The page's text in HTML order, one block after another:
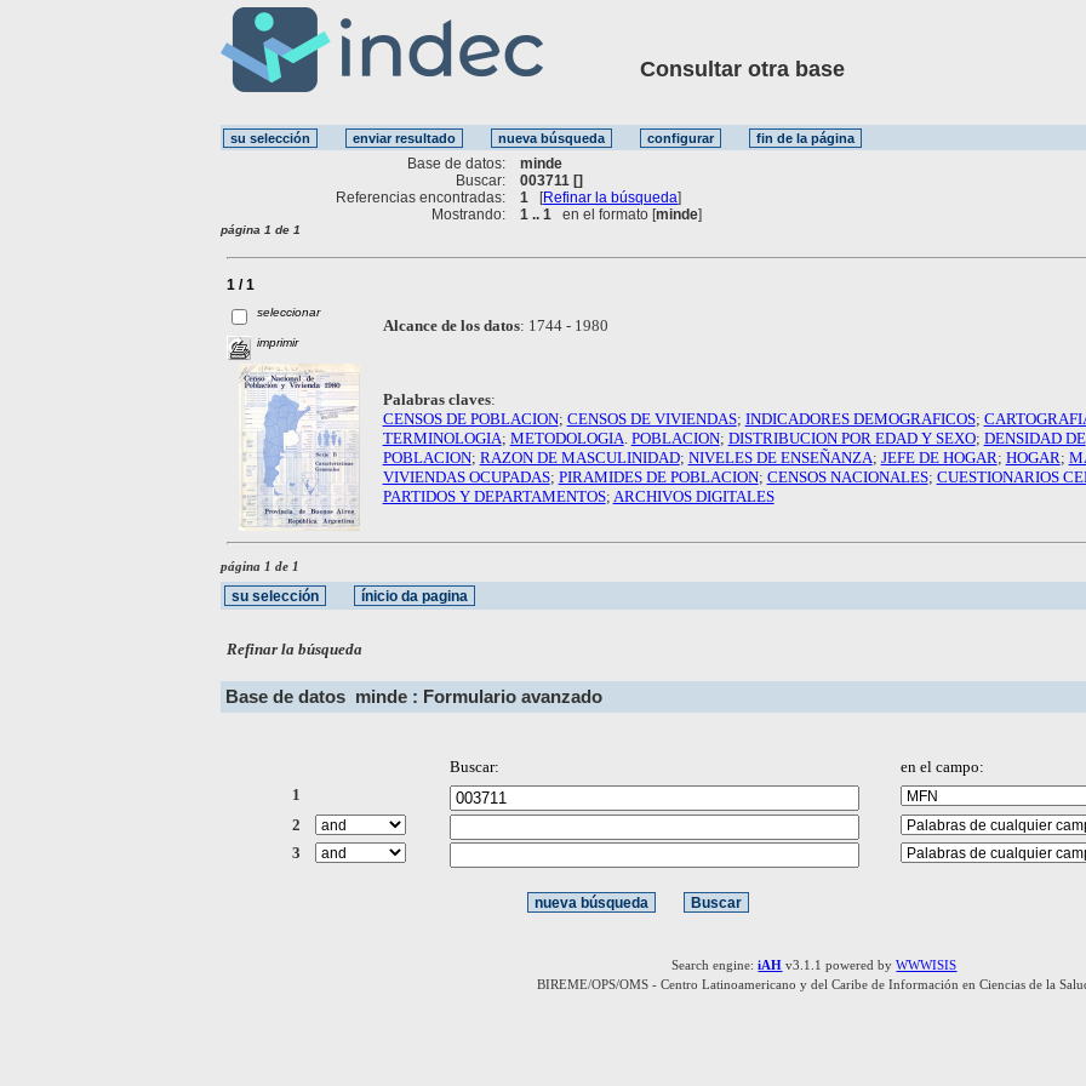
Consultar otra base
Base de datos:
minde
Buscar:
003711 []
Referencias encontradas:
1 [Refinar la búsqueda]
Mostrando:
1 .. 1 en el formato [minde]
página 1 de 1
1 / 1
seleccionar
imprimir
Alcance de los datos: 1744 - 1980
Palabras claves:
CENSOS DE POBLACION; CENSOS DE VIVIENDAS; INDICADORES DEMOGRAFICOS;
TERMINOLOGIA; METODOLOGIA POBLACION; DISTRIBUCION POR EDAD Y SEXO; DENSIDAD DE
POBLACION; RAZON DE MASCULINIDAD; NIVELES DE ENSEÑANZA; JEFE DE HOGAR; HOGAR;
VIVIENDAS OCUPADAS; PIRAMIDES DE POBLACION; CENSOS NACIONALES; CUESTIONARIOS
PARTIDOS Y DEPARTAMENTOS; ARCHIVOS DIGITALES
página 1 de 1
Refinar la búsqueda
Base de datos minde : Formulario avanzado
Buscar:
en el campo:
1
2
3
Search engine:iAH v3.1.1 powered byWWWISIS
BIREME/OPS/OMS - Centro Latinoamericano y del Caribe de Información en Ciencias de la